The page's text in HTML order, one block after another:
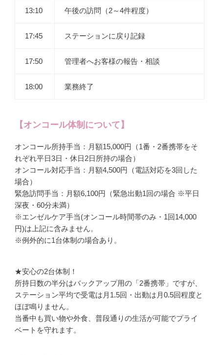
13:10 午後の訪問（2～4件程度）
17:45 ステーションに戻り記録
17:50 管理者へお客様の報告・相談
18:00 業務終了
【オンコール体制について】
オンコール所持手当：月額15,000円（1番・2番携帯をそ
れぞれ平日3日・休日2日所持の場合）
オンコール対応手当：月額4,500円（電話対応を3回した
場合）
緊急訪問手当：月額6,100円（緊急出動1回の場合 ※平日
深夜・60分未満）
※エンゼルケア手当(オンコール時間帯のみ・1回14,000
円)は上記に含みません。
※例外的に1台体制の場合あり。
★安心の2台体制！
所持日数の半分はバックアップ用の「2番携帯」ですが、
ステーション平均で受電は月1.5回・出動は月0.5回程度と
ほぼ鳴りません。
当番中も買い物や外食、普段通りの生活が可能でプライ
ベートを守れます。